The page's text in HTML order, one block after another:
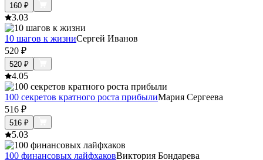
160 ₽
3.03
10 шагов к жизниСергей Иванов
520 ₽
520 ₽
4.05
100 секретов кратного роста прибылиМария Сергеева
516 ₽
516 ₽
5.03
100 финансовых лайфхаковВиктория Бондарева